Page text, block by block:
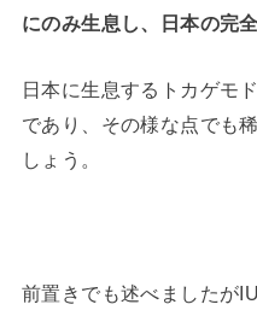
にのみ生息し、日本の完
日本に生息するトカゲモ
であり、その様な点でも
しょう。
前置きでも述べましたが